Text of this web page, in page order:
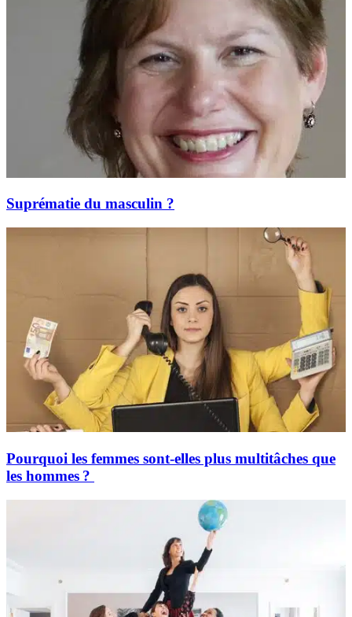
Suprématie du masculin ?
Pourquoi les femmes sont-elles plus multitâches que
les hommes ?